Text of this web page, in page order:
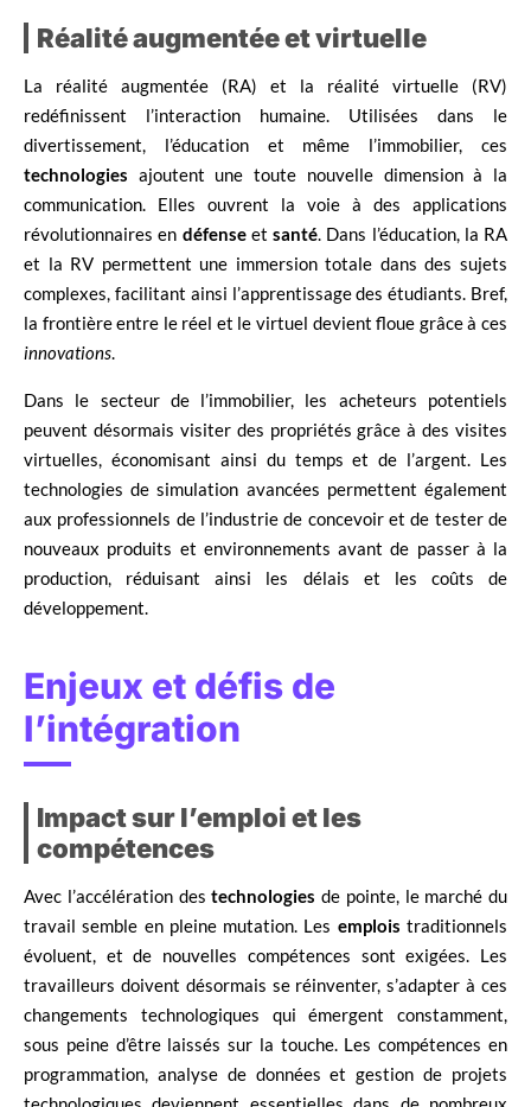
Réalité augmentée et virtuelle
La réalité augmentée (RA) et la réalité virtuelle (RV)
redéfinissent l’interaction humaine. Utilisées dans le
divertissement, l’éducation et même l’immobilier, ces
technologies ajoutent une toute nouvelle dimension à la
communication. Elles ouvrent la voie à des applications
révolutionnaires en défenseet santé . Dans l’éducation, la RA
et la RV permettent une immersion totale dans des sujets
complexes, facilitant ainsi l’apprentissage des étudiants. Bref,
la frontière entre le réel et le virtuel devient floue grâce à ces
innovations
Dans le secteur de l’immobilier, les acheteurs potentiels
peuvent désormais visiter des propriétés grâce à des visites
virtuelles, économisant ainsi du temps et de l’argent. Les
technologies de simulation avancées permettent également
aux professionnels de l’industrie de concevoir et de tester de
nouveaux produits et environnements avant de passer à la
production, réduisant ainsi les délais et les coûts de
développement.
Enjeux et défis de
l’intégration
Impact sur l’emploi et les
compétences
Avec l’accélération destechnologies de pointe, le marché du
travail semble en pleine mutation. Les emplois traditionnels
évoluent, et de nouvelles compétences sont exigées. Les
travailleurs doivent désormais se réinventer, s’adapter à ces
changements technologiques qui émergent constamment,
sous peine d’être laissés sur la touche. Les compétences en
programmation, analyse de données et gestion de projets